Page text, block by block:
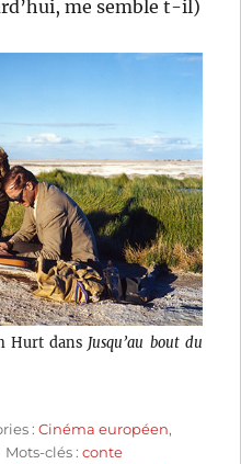
me semble t-il)
Hurt dans Jusqu’au bout du
:Cinéma européen,
Étiquettes
Mots-clés :conte